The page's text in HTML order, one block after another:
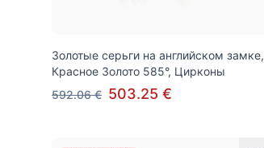
Золотые серьги на английском замке,
Красное Золото 585°, Цирконы
592.06 € 503.25 €